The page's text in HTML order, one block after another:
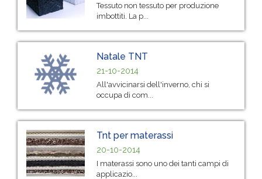
Tessuto non tessuto per produzione
imbottiti. La p...
Natale TNT
21-10-2014
All'avvicinarsi dell'inverno, chi si
occupa di com...
Tnt per materassi
20-10-2014
I materassi sono uno dei tanti campi di
applicazio...